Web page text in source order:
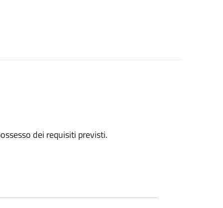
dei requisiti previsti.